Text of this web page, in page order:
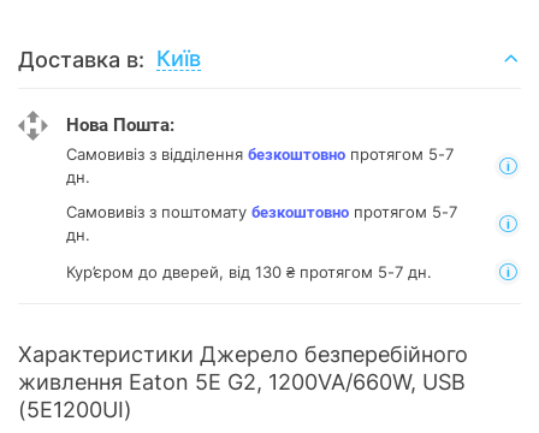
Доставка в: Київ
Нова Пошта:
Самовивіз з відділення безкоштовно протягом 5-7
дн.
Самовивіз з поштомату безкоштовно протягом 5-7
дн.
Кур’єром до дверей, від 130 ₴ протягом 5-7 дн.
Характеристики Джерело безперебійного
живлення Eaton 5E G2, 1200VA/660W, USB
(5E1200UI)